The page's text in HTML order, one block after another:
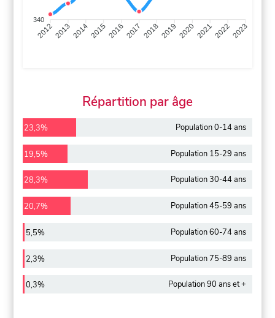
340
201220132014201520162017 20182019 2020202120222023
Répartition par âge
23,3% Population 0-14 ans
19,5% Population 15-29 ans
28,3% Population 30-44 ans
20,7% Population 45-59 ans
5,5% Population 60-74 ans
2,3% Population 75-89 ans
0,3% Population 90 ans et +